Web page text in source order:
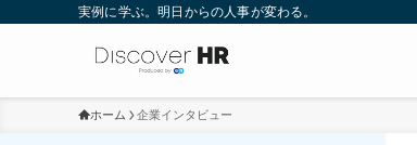
実例に学ぶ。明日からの人事が変わる。
ホーム 企業インタビュー